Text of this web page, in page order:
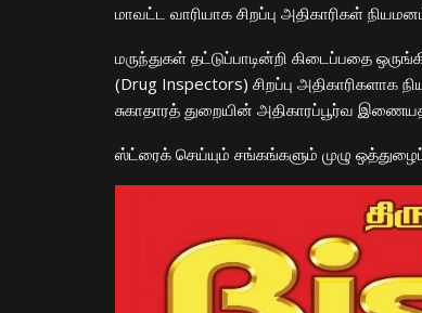
​மாவட்ட வாரியாக சிறப்பு அதிகாரிகள்
​மருந்துகள் தட்டுப்பாடின்றி கிடைப்பதை
(Drug Inspectors) சிறப்பு
சுகாதாரத் துறையின் அதிகாரப்பூர்வ
​ஸ்ட்ரைக் செய்யும் சங்கங்களும் முழு